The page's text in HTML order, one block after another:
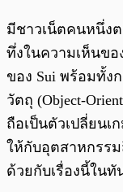
มีชาวเน็ตคนหนึ่ง
ทึ่งในความเห็นขอ
ของ Sui พร้อมทั้ง
วัตถุ (Object-
ถือเป็นตัวเปลี่ยนเ
ให้กับอุตสาหกรร
ด้วยกับเรื่องนี้ในทั